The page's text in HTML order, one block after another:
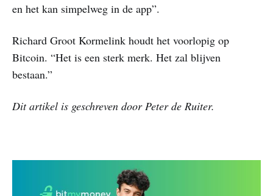
en het kan simpelweg in de app”.
Richard Groot Kormelink houdt het voorlopig op
Bitcoin. “Het is een sterk merk. Het zal blijven
bestaan.”
Dit artikel is geschreven door Peter de Ruiter.